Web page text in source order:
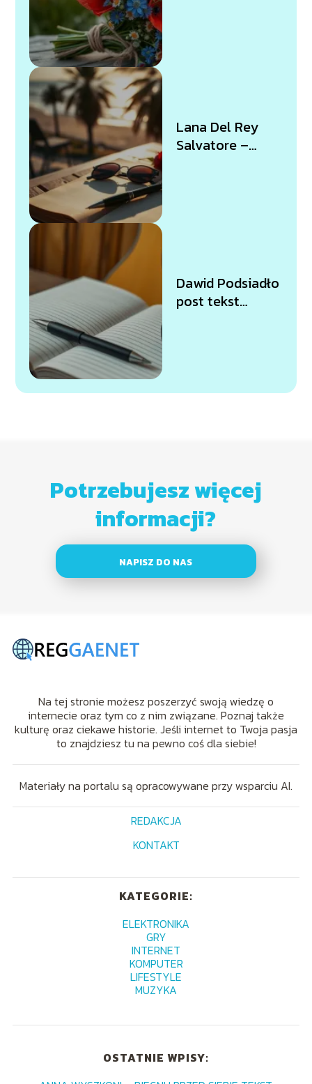
Lana Del Rey
Salvatore –
Dawid Podsiadło
post tekst
Potrzebujesz więcej
informacji?
NAPISZ DO NAS
Na tej stronie możesz poszerzyć swoją wiedzę o
internecie oraz tym co z nim związane. Poznaj także
kulturę oraz ciekawe historie. Jeśli internet to Twoja pasja
to znajdziesz tu na pewno coś dla siebie!
Materiały na portalu są opracowywane przy wsparciu AI.
REDAKCJA
KONTAKT
KATEGORIE:
ELEKTRONIKA
GRY
INTERNET
KOMPUTER
LIFESTYLE
MUZYKA
OSTATNIE WPISY: